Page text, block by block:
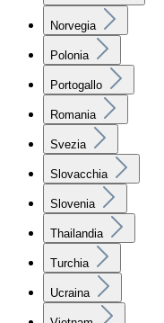
Norvegia
Polonia
Portogallo
Romania
Svezia
Slovacchia
Slovenia
Thailandia
Turchia
Ucraina